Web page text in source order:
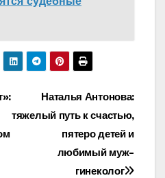
Наталья Антонова:
тяжелый путь к счастью,
пятеро детей и
любимый муж-
гинеколог